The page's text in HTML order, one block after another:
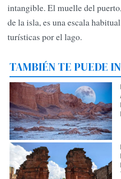
intangible. El muelle del
de la isla, es una escala
turísticas por el lago.
TAMBIÉN TE PUEDE